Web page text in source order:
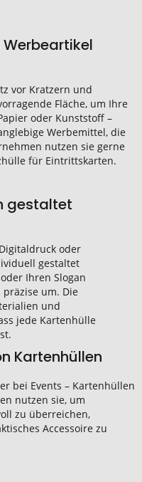
vor Kratzern und
Fläche, um Ihre
oder Kunststoff –
Werbemittel, die
nutzen sie gerne
für Eintrittskarten.
gestaltet
oder
gestaltet
Ihren Slogan
um. Die
und
jede Kartenhülle
Kartenhüllen
bei Events – Kartenhüllen
nutzen sie, um
zu überreichen,
Accessoire zu